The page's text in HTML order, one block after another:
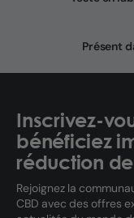
Présent
Inscrivez-
bénéficiez
réduction de
Rejoignez la
CBD avec des offres